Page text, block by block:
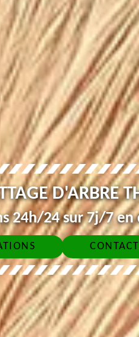
D'ARBRE
24h/24 sur 7j/7 en